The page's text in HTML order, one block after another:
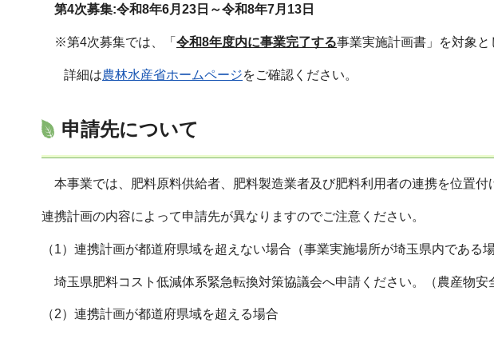
第4次募集:令和8年6月23日～令和8年7月13日
※第4次募集では、「 令和8年度内に事業完了する事業実施計画書」を対象と
詳細は農林水産省ホームページをご確認ください。
申請先について
本事業では、肥料原料供給者、肥料製造業者及び肥料利用者の連携を位置
連携計画の内容によって申請先が異なりますのでご注意ください。
（1）連携計画が都道府県域を超えない場合（事業実施場所が埼玉県内である場
埼玉県肥料コスト低減体系緊急転換対策協議会へ申請ください。（農産物安
（2）連携計画が都道府県域を超える場合